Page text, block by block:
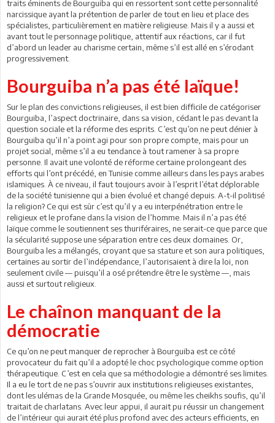
traits éminents de Bourguiba qui en ressortent sont cette personnalité
narcissique ayant la prétention de parler de tout en lieu et place des
spécialistes, particulièrement en matière religieuse. Mais il y a aussi et
avant tout le personnage politique, attentif aux réactions, car il fut
d’abord un leader au charisme certain, même s’il est allé en s’érodant
progressivement.
Bourguiba n’a pas été laïque!
Sur le plan des convictions religieuses, il est bien difficile de catégoriser
Bourguiba, l’aspect doctrinaire, dans sa vision, cédant le pas devant la
question sociale et la réforme des esprits. C’est qu’on ne peut dénier à
Bourguiba qu’il n’a point agi pour son propre compte, mais pour un
projet social, même s’il a eu tendance à tout ramener à sa propre
personne. Il avait une volonté de réforme certaine prolongeant des
efforts qui l’ont précédé, en Tunisie comme ailleurs dans les pays arabes
islamiques. À ce niveau, il faut toujours avoir à l’esprit l’état déplorable
de la société tunisienne qui a bien évolué et changé depuis. A-t-il politisé
la religion? Ce qui est sûr c’est qu’il y a eu interpénétration entre le
religieux et le profane dans la vision de l’homme. Mais il n’a pas été
laïque comme le soutiennent ses thuriféraires, ne serait-ce que parce que
la sécularité suppose une séparation entre ces deux domaines. Or,
Bourguiba les a mélangés, croyant que sa stature et son aura politiques,
certaines au sortir de l’indépendance, l’autorisaient à dire la loi, non
seulement civile — puisqu’il a osé prétendre être le système —, mais
aussi et surtout religieux.
Le chaînon manquant de la
démocratie
Ce qu’on ne peut manquer de reprocher à Bourguiba est ce côté
provocateur du fait qu’il a adopté le choc psychologique comme option
thérapeutique. C’est en cela que sa méthodologie a démontré ses limites.
Il a eu le tort de ne pas s’ouvrir aux institutions religieuses existantes,
dont les ulémas de la Grande Mosquée, ou même les cheikhs soufis, qu’il
traitait de charlatans. Avec leur appui, il aurait pu réussir un changement
de l’intérieur qui aurait été plus profond avec des acteurs efficients, en